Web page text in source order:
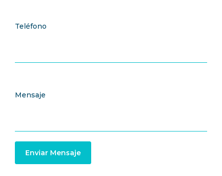
Teléfono
Mensaje
Enviar Mensaje